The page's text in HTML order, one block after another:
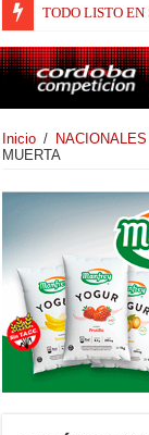
TODO LISTO EN
Inicio / NACIONALES
MUERTA